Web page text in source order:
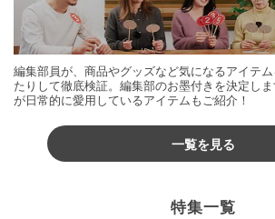
編集部員が、商品やグッズなど気になるアイテ
たりして徹底検証。編集部のお墨付きを決定し
が日常的に愛用しているアイテムもご紹介！
一覧を見る
特集一覧